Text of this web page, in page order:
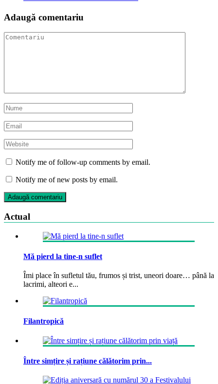
Adaugă comentariu
Notify me of follow-up comments by email.
Notify me of new posts by email.
Actual
Mă pierd la tine-n suflet
Îmi place în sufletul tău, frumos și trist, uneori doare… până la
lacrimi, alteori e...
Filantropică
Între simțire și rațiune călătorim prin...